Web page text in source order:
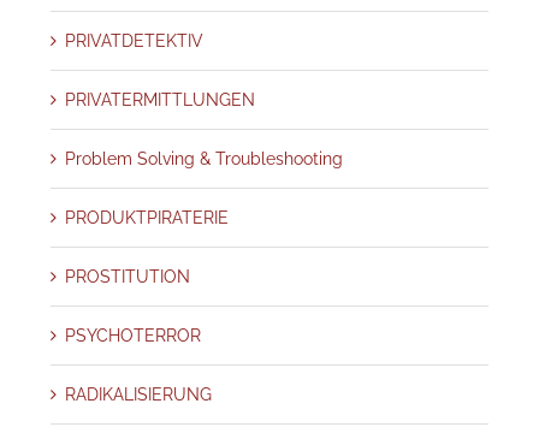
PRIVATDETEKTIV
PRIVATERMITTLUNGEN
Problem Solving & Troubleshooting
PRODUKTPIRATERIE
PROSTITUTION
PSYCHOTERROR
RADIKALISIERUNG